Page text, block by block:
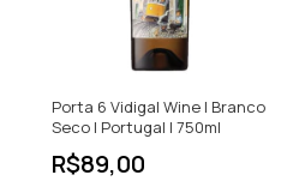
Porta 6 Vidigal Wine | Branco
Seco | Portugal | 750ml
R$89,00